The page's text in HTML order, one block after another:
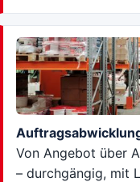
Von Angebot über
– durchgängig, mit